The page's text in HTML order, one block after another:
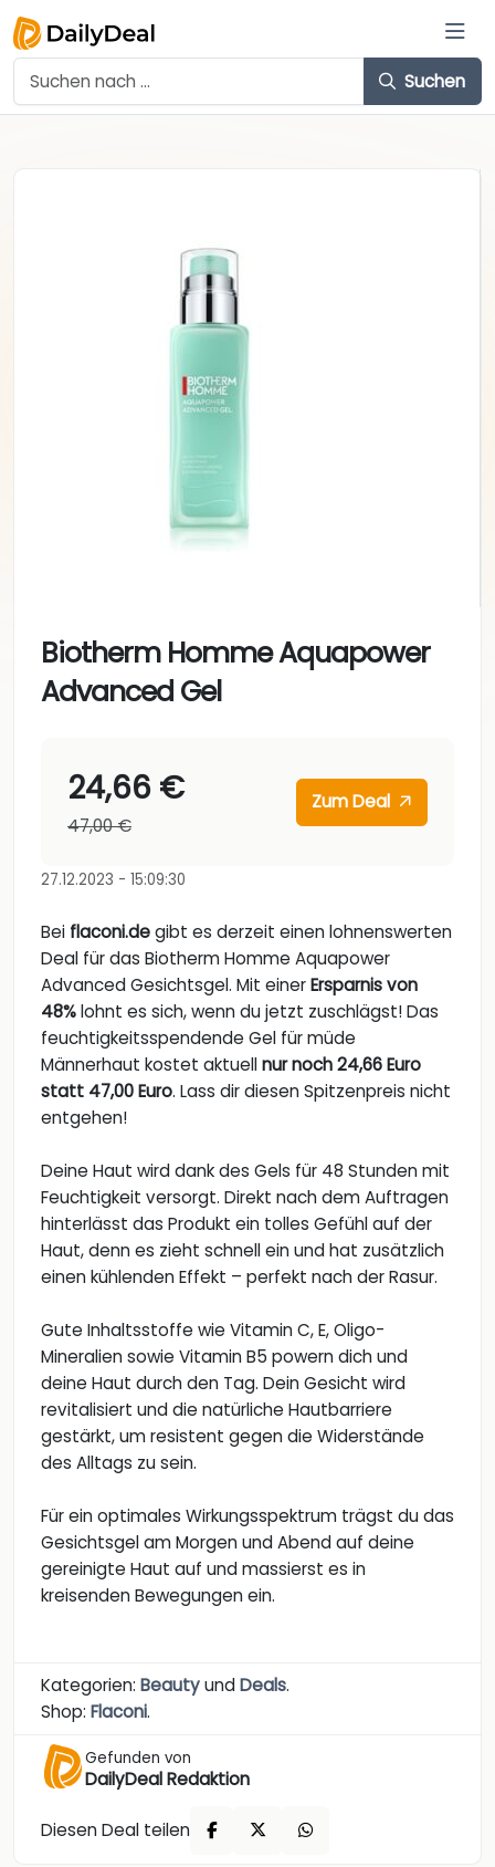
Suchen
Biotherm Homme Aquapower
Advanced Gel
24,66 €
47,00 €
Zum Deal
27.12.2023 - 15:09:30
Bei flaconi.degibt es derzeit einen lohnenswerten
Deal für das Biotherm Homme Aquapower
Advanced Gesichtsgel. Mit einerErsparnis von
48%lohnt es sich, wenn du jetzt zuschlägst! Das
feuchtigkeitsspendende Gel für müde
Männerhaut kostet aktuellnur noch 24,66 Euro
statt 47,00 Euro. Lass dir diesen Spitzenpreis nicht
entgehen!
Deine Haut wird dank des Gels für 48 Stunden mit
Feuchtigkeit versorgt. Direkt nach dem Auftragen
hinterlässt das Produkt ein tolles Gefühl auf der
Haut, denn es zieht schnell ein und hat zusätzlich
einen kühlenden Effekt – perfekt nach der Rasur.
Gute Inhaltsstoffe wie Vitamin C, E, Oligo-
Mineralien sowie Vitamin B5 powern dich und
deine Haut durch den Tag. Dein Gesicht wird
revitalisiert und die natürliche Hautbarriere
gestärkt, um resistent gegen die Widerstände
des Alltags zu sein.
Für ein optimales Wirkungsspektrum trägst du das
Gesichtsgel am Morgen und Abend auf deine
gereinigte Haut auf und massierst es in
kreisenden Bewegungen ein.
Kategorien: BeautyundDeals.
Shop: Flaconi.
Gefunden von
DailyDeal Redaktion
Diesen Deal teilen